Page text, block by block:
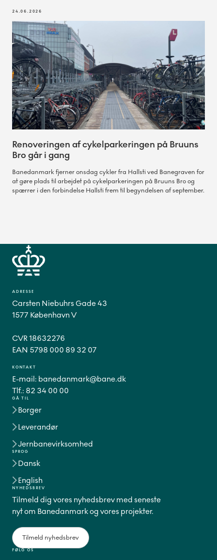
24.06.2026
Renoveringen af cykelparkeringen på Bruuns
Bro går i gang
Banedanmark fjerner onsdag cykler fra Hallsti ved Banegraven for
at gøre plads til arbejdet på cykelparkeringen på Bruuns Bro og
spærrer i den forbindelse Hallsti frem til begyndelsen af september.
GÅ TIL
Borger
Leverandør
Jernbanevirksomhed
SPROG
Dansk
English
FØLG OS
ADRESSE
Carsten Niebuhrs Gade 43
1577 København V
CVR 18632276
EAN 5798 000 89 32 07
KONTAKT
E-mail: banedanmark@bane.dk
Tlf.: 82 34 00 00
NYHEDSBREV
Tilmeld dig vores nyhedsbrev med seneste
nyt om Banedanmark og vores projekter.
Tilmeld nyhedsbrev